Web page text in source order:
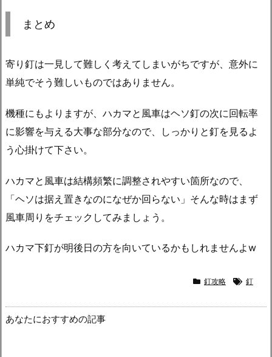
まとめ
寄り釘は一見して難しく考えてしまいがちですが、意外に
単純でそう難しいものではありません。
機種にもよりますが、ハカマと風車はヘソ釘の次に回転率
に影響を与える大事な部分なので、しっかりと釘を見るよ
う心掛けて下さい。
ハカマと風車は結構頻繁に調整されやすい箇所なので、
「ヘソは据え置きなのになぜか回らない」そんな時はまず
風車周りをチェックしてみましょう。
ハカマ下釘が明後日の方を向いているかもしれませんよw
釘攻略 釘
あなたにおすすめの記事